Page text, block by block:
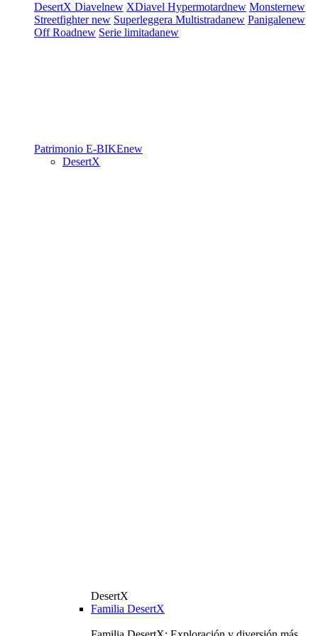
DesertX Diavelnew XDiavel Hypermotardnew Monsternew
Streetfighternew Superleggera Multistradanew Panigalenew
Off Roadnew Serie limitadanew
Patrimonio E-BIKEnew
DesertX
DesertX
Familia DesertX